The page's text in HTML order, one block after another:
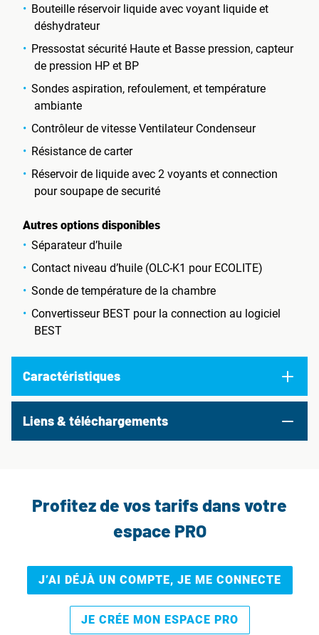
Bouteille réservoir liquide avec voyant liquide et
déshydrateur
Pressostat sécurité Haute et Basse pression, capteur
de pression HP et BP
Sondes aspiration, refoulement, et température
ambiante
Contrôleur de vitesse Ventilateur Condenseur
Résistance de carter
Réservoir de liquide avec 2 voyants et connection
pour soupape de securité
Autres options disponibles
Séparateur d’huile
Contact niveau d’huile (OLC-K1 pour ECOLITE)
Sonde de température de la chambre
Convertisseur BEST pour la connection au logiciel
BEST
Caractéristiques
Liens & téléchargements
Profitez de vos tarifs dans votre
espace PRO
J’AI DÉJÀ UN COMPTE, JE ME CONNECTE
JE CRÉE MON ESPACE PRO